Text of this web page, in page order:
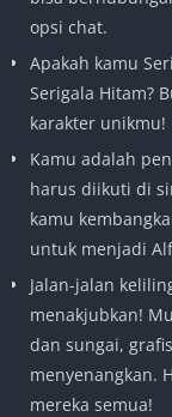
opsi chat.
Apakah kamu
Serigala Hitam?
karakter unikmu!
Kamu adalah
harus diikuti di
kamu
untuk menjadi
Jalan-jalan
menakjubkan!
dan sungai,
menyenangkan.
mereka semua!